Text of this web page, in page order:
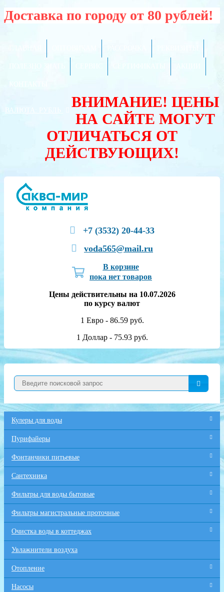
Доставка по городу от 80 рублей!
ВАЛЮТА:
ВНИМАНИЕ! ЦЕНЫ
НА САЙТЕ МОГУТ
ОТЛИЧАТЬСЯ ОТ
ДЕЙСТВУЮЩИХ!
+7 (3532) 20-44-33
voda565@mail.ru
В корзине
пока нет товаров
Цены действительны на 10.07.2026
по курсу валют
1 Евро - 86.59 руб.
1 Доллар - 75.93 руб.
Кулеры для воды
Пурифайеры
Фонтанчики питьевые
Сантехника
Фильтры для воды бытовые
Фильтры магистральные проточные
Очистка воды в коттеджах
Увлажнители воздуха
Отопление
Насосы